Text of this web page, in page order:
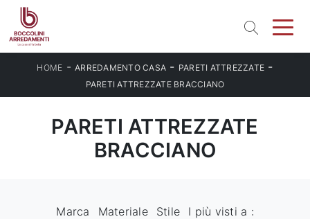
HOME -ARREDAMENTO CASA - PARETI ATTREZZATE -
PARETI ATTREZZATE BRACCIANO
PARETI ATTREZZATE
BRACCIANO
Marca Materiale Stile I più visti a :